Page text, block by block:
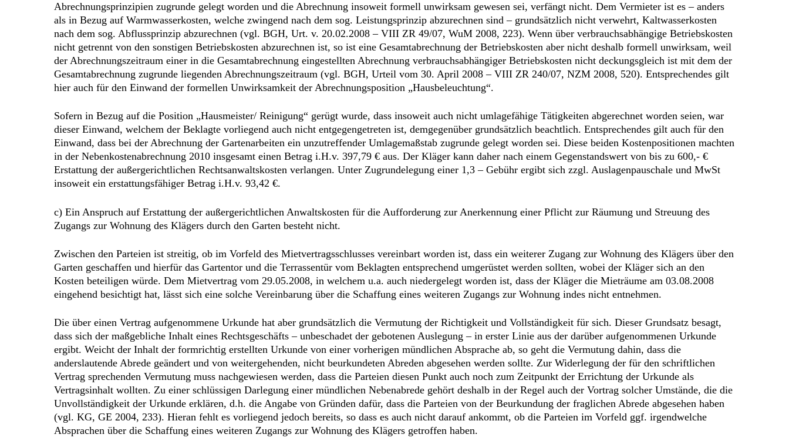
Abrechnungsprinzipien zugrunde gelegt worden und die Abrechnung insoweit formell unwirksam gewesen sei, verfängt nicht. Dem Vermieter ist es – anders
als in Bezug auf Warmwasserkosten, welche zwingend nach dem sog. Leistungsprinzip abzurechnen sind – grundsätzlich nicht verwehrt, Kaltwasserkosten
nach dem sog. Abflussprinzip abzurechnen (vgl. BGH, Urt. v. 20.02.2008 – VIII ZR 49/07, WuM 2008, 223). Wenn über verbrauchsabhängige Betriebskosten
nicht getrennt von den sonstigen Betriebskosten abzurechnen ist, so ist eine Gesamtabrechnung der Betriebskosten aber nicht deshalb formell unwirksam, weil
der Abrechnungszeitraum einer in die Gesamtabrechnung eingestellten Abrechnung verbrauchsabhängiger Betriebskosten nicht deckungsgleich ist mit dem der
Gesamtabrechnung zugrunde liegenden Abrechnungszeitraum (vgl. BGH, Urteil vom 30. April 2008 – VIII ZR 240/07, NZM 2008, 520). Entsprechendes gilt
hier auch für den Einwand der formellen Unwirksamkeit der Abrechnungsposition „Hausbeleuchtung“.
Sofern in Bezug auf die Position „Hausmeister/ Reinigung“ gerügt wurde, dass insoweit auch nicht umlagefähige Tätigkeiten abgerechnet worden seien, war
dieser Einwand, welchem der Beklagte vorliegend auch nicht entgegengetreten ist, demgegenüber grundsätzlich beachtlich. Entsprechendes gilt auch für den
Einwand, dass bei der Abrechnung der Gartenarbeiten ein unzutreffender Umlagemaßstab zugrunde gelegt worden sei. Diese beiden Kostenpositionen machten
in der Nebenkostenabrechnung 2010 insgesamt einen Betrag i.H.v. 397,79 € aus. Der Kläger kann daher nach einem Gegenstandswert von bis zu 600,- €
Erstattung der außergerichtlichen Rechtsanwaltskosten verlangen. Unter Zugrundelegung einer 1,3 – Gebühr ergibt sich zzgl. Auslagenpauschale und MwSt
insoweit ein erstattungsfähiger Betrag i.H.v. 93,42 €.
c) Ein Anspruch auf Erstattung der außergerichtlichen Anwaltskosten für die Aufforderung zur Anerkennung einer Pflicht zur Räumung und Streuung des
Zugangs zur Wohnung des Klägers durch den Garten besteht nicht.
Zwischen den Parteien ist streitig, ob im Vorfeld des Mietvertragsschlusses vereinbart worden ist, dass ein weiterer Zugang zur Wohnung des Klägers über den
Garten geschaffen und hierfür das Gartentor und die Terrassentür vom Beklagten entsprechend umgerüstet werden sollten, wobei der Kläger sich an den
Kosten beteiligen würde. Dem Mietvertrag vom 29.05.2008, in welchem u.a. auch niedergelegt worden ist, dass der Kläger die Mieträume am 03.08.2008
eingehend besichtigt hat, lässt sich eine solche Vereinbarung über die Schaffung eines weiteren Zugangs zur Wohnung indes nicht entnehmen.
Die über einen Vertrag aufgenommene Urkunde hat aber grundsätzlich die Vermutung der Richtigkeit und Vollständigkeit für sich. Dieser Grundsatz besagt,
dass sich der maßgebliche Inhalt eines Rechtsgeschäfts – unbeschadet der gebotenen Auslegung – in erster Linie aus der darüber aufgenommenen Urkunde
ergibt. Weicht der Inhalt der formrichtig erstellten Urkunde von einer vorherigen mündlichen Absprache ab, so geht die Vermutung dahin, dass die
anderslautende Abrede geändert und von weitergehenden, nicht beurkundeten Abreden abgesehen werden sollte. Zur Widerlegung der für den schriftlichen
Vertrag sprechenden Vermutung muss nachgewiesen werden, dass die Parteien diesen Punkt auch noch zum Zeitpunkt der Errichtung der Urkunde als
Vertragsinhalt wollten. Zu einer schlüssigen Darlegung einer mündlichen Nebenabrede gehört deshalb in der Regel auch der Vortrag solcher Umstände, die die
Unvollständigkeit der Urkunde erklären, d.h. die Angabe von Gründen dafür, dass die Parteien von der Beurkundung der fraglichen Abrede abgesehen haben
(vgl. KG, GE 2004, 233). Hieran fehlt es vorliegend jedoch bereits, so dass es auch nicht darauf ankommt, ob die Parteien im Vorfeld ggf. irgendwelche
Absprachen über die Schaffung eines weiteren Zugangs zur Wohnung des Klägers getroffen haben.